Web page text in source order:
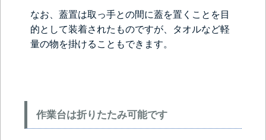
なお、蓋置は取っ手との間に蓋を置くことを目
的として装着されたものですが、タオルなど軽
量の物を掛けることもできます。
作業台は折りたたみ可能です